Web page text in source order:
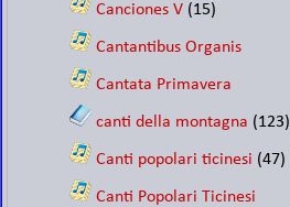
Canciones V (15)
Cantantibus Organis
Cantata Primavera
canti della montagna (123)
Canti popolari ticinesi (47)
Canti Popolari Ticinesi